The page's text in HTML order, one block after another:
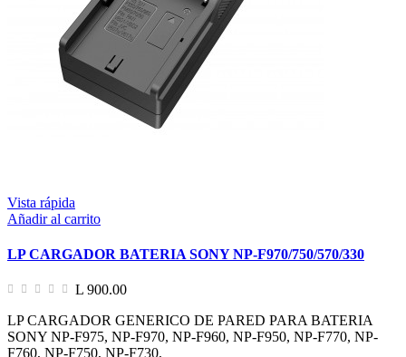
Vista rápida
Añadir al carrito
LP CARGADOR BATERIA SONY NP-F970/750/570/330
L 900.00
LP CARGADOR GENERICO DE PARED PARA BATERIA
SONY NP-F975, NP-F970, NP-F960, NP-F950, NP-F770, NP-
F760, NP-F750, NP-F730,